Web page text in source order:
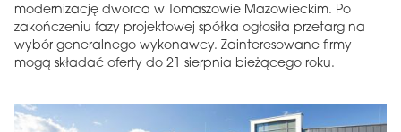
modernizację dworca w Tomaszowie Mazowieckim. Po
zakończeniu fazy projektowej spółka ogłosiła przetarg na
wybór generalnego wykonawcy. Zainteresowane firmy
mogą składać oferty do 21 sierpnia bieżącego roku.